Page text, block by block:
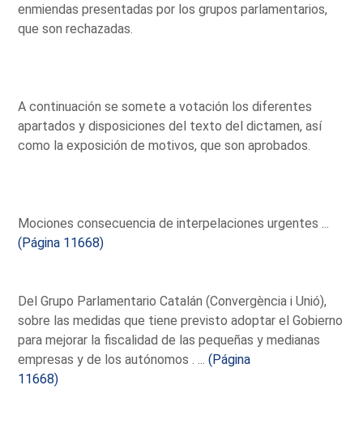
enmiendas presentadas por los grupos parlamentarios,
que son rechazadas.
A continuación se somete a votación los diferentes
apartados y disposiciones del texto del dictamen, así
como la exposición de motivos, que son aprobados.
Mociones consecuencia de interpelaciones urgentes ...
(Página 11668)
Del Grupo Parlamentario Catalán (Convergència i Unió),
sobre las medidas que tiene previsto adoptar el Gobierno
para mejorar la fiscalidad de las pequeñas y medianas
empresas y de los autónomos . ...(Página
11668)